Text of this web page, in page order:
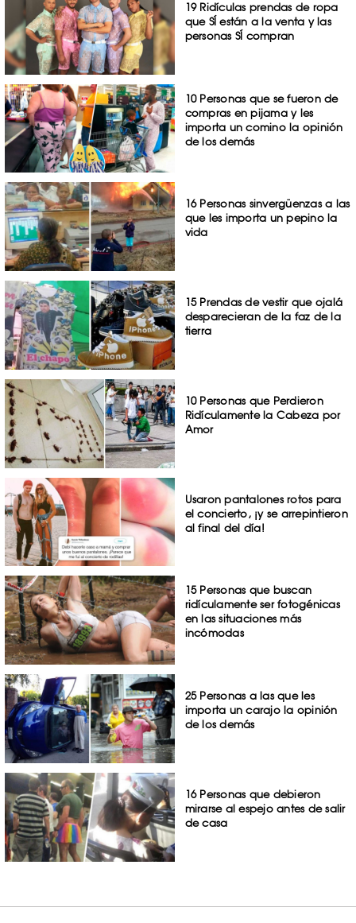
19 Ridículas prendas de ropa
que SÍ están a la venta y las
personas SÍ compran
10 Personas que se fueron de
compras en pijama y les
importa un comino la opinión
de los demás
16 Personas sinvergüenzas a las
que les importa un pepino la
vida
15 Prendas de vestir que ojalá
desparecieran de la faz de la
tierra
10 Personas que Perdieron
Ridículamente la Cabeza por
Amor
Usaron pantalones rotos para
el concierto, ¡y se arrepintieron
al final del día!
15 Personas que buscan
ridículamente ser fotogénicas
en las situaciones más
incómodas
25 Personas a las que les
importa un carajo la opinión
de los demás
16 Personas que debieron
mirarse al espejo antes de salir
de casa